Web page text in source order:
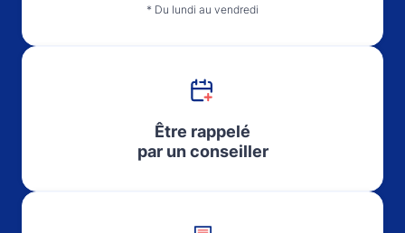
* Du lundi au vendredi
Être rappelé
par un conseiller